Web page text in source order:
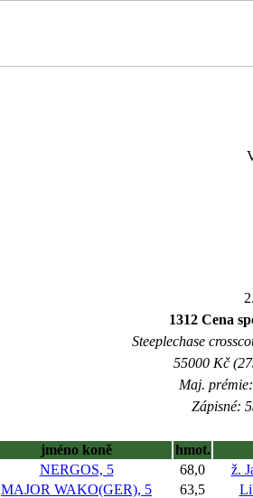
1312 Cena
Steeplechase
55000 Kč
Maj.
Zápisné:
jméno koně
hmot.
NERGOS, 5 68,0
ž.
MAJOR WAKO(GER), 5 63,5